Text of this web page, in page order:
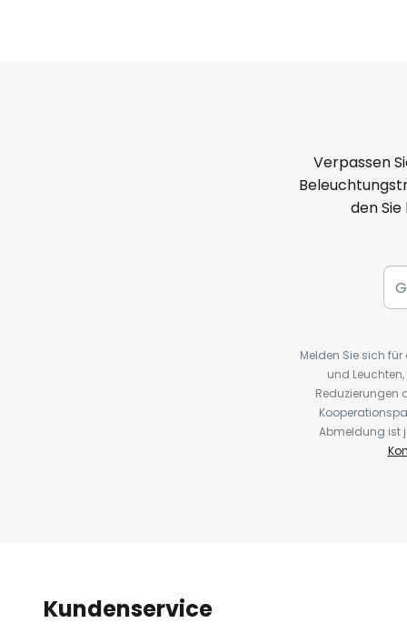
Verpassen
den
Melden Sie sich
und
Reduzierungen
Abmeldung ist
Kundenservice